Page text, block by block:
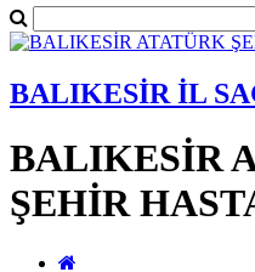
BALIKESİR İL
BALIKESİR
ŞEHİR